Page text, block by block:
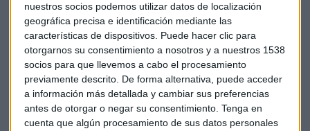
nuestros socios podemos utilizar datos de localización
geográfica precisa e identificación mediante las
características de dispositivos. Puede hacer clic para
otorgarnos su consentimiento a nosotros y a nuestros 1538
socios para que llevemos a cabo el procesamiento
previamente descrito. De forma alternativa, puede acceder
a información más detallada y cambiar sus preferencias
antes de otorgar o negar su consentimiento. Tenga en
cuenta que algún procesamiento de sus datos personales
ONDAS DEL VIENTO
La influencia del medioambiente y la avifauna en la
operación de parques eólicos
Sandra Torrecillas